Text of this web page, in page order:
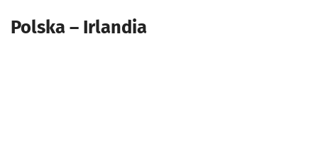
Polska– Irlandia